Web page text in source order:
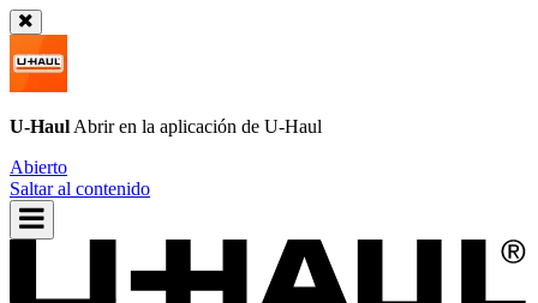
U-Haul Abrir en la aplicación de U-Haul
Abierto
Saltar al contenido